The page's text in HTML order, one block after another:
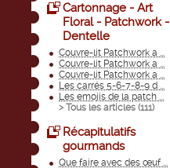
Cartonnage - Art
Floral - Patchwork -
Dentelle
Couvre-lit Patchwork a ...
Couvre-lit Patchwork a ...
Couvre-lit Patchwork a ...
Les carrés 5-6-7-8-9 d ...
Les emojis de la patch ...
> Tous les articles (111)
Récapitulatifs
gourmands
Que faire avec des œuf ...